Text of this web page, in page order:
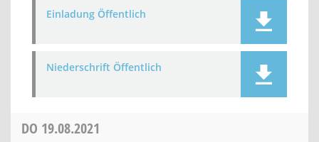
Einladung Öffentlich
Niederschrift Öffentlich
DO 19.08.2021